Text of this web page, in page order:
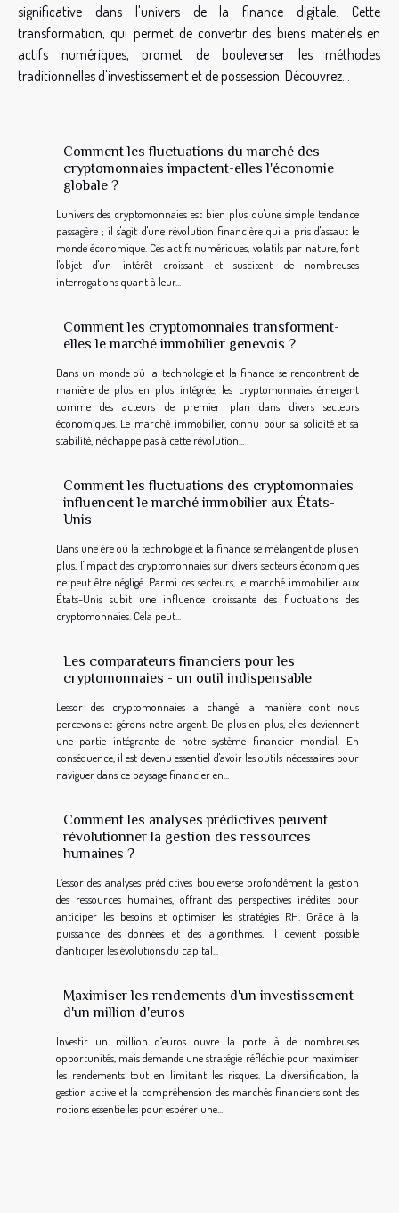
significative dans l'univers de la finance digitale. Cette
transformation, qui permet de convertir des biens matériels en
actifs numériques, promet de bouleverser les méthodes
traditionnelles d'investissement et de possession. Découvrez...
Comment les fluctuations du marché des
cryptomonnaies impactent-elles l'économie
globale ?
L'univers des cryptomonnaies est bien plus qu'une simple tendance
passagère ; il s'agit d'une révolution financière qui a pris d'assaut le
monde économique. Ces actifs numériques, volatils par nature, font
l'objet d'un intérêt croissant et suscitent de nombreuses
interrogations quant à leur...
Comment les cryptomonnaies transforment-
elles le marché immobilier genevois ?
Dans un monde où la technologie et la finance se rencontrent de
manière de plus en plus intégrée, les cryptomonnaies émergent
comme des acteurs de premier plan dans divers secteurs
économiques. Le marché immobilier, connu pour sa solidité et sa
stabilité, n'échappe pas à cette révolution...
Comment les fluctuations des cryptomonnaies
influencent le marché immobilier aux États-
Unis
Dans une ère où la technologie et la finance se mélangent de plus en
plus, l'impact des cryptomonnaies sur divers secteurs économiques
ne peut être négligé. Parmi ces secteurs, le marché immobilier aux
États-Unis subit une influence croissante des fluctuations des
cryptomonnaies. Cela peut...
Les comparateurs financiers pour les
cryptomonnaies - un outil indispensable
L'essor des cryptomonnaies a changé la manière dont nous
percevons et gérons notre argent. De plus en plus, elles deviennent
une partie intégrante de notre système financier mondial. En
conséquence, il est devenu essentiel d'avoir les outils nécessaires pour
naviguer dans ce paysage financier en...
Comment les analyses prédictives peuvent
révolutionner la gestion des ressources
humaines ?
L’essor des analyses prédictives bouleverse profondément la gestion
des ressources humaines, offrant des perspectives inédites pour
anticiper les besoins et optimiser les stratégies RH. Grâce à la
puissance des données et des algorithmes, il devient possible
d’anticiper les évolutions du capital...
Maximiser les rendements d'un investissement
d'un million d'euros
Investir un million d’euros ouvre la porte à de nombreuses
opportunités, mais demande une stratégie réfléchie pour maximiser
les rendements tout en limitant les risques. La diversification, la
gestion active et la compréhension des marchés financiers sont des
notions essentielles pour espérer une...